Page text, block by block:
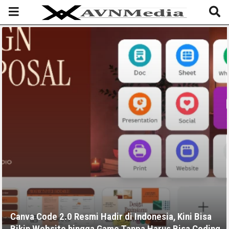
Canva Code 2.0 Resmi Hadir di Indonesia, Kini Bisa